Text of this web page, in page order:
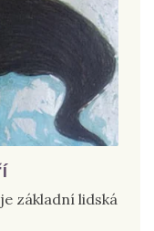
základní lidská